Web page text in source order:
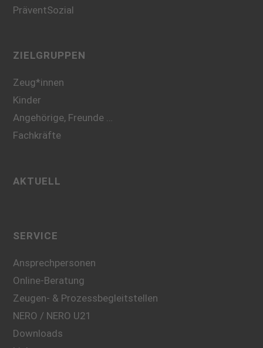
PräventSozial
ZIELGRUPPEN
Zeug*innen
Kinder
Angehörige, Freunde …
Fachkräfte
AKTUELL
SERVICE
Ansprechpersonen
Online-Beratung
Zeugen- & Prozessbegleitstellen
NERO / NERO U21
Downloads